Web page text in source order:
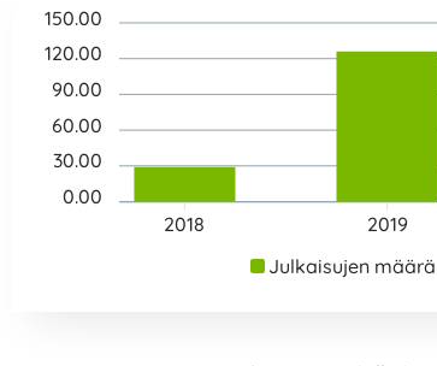
Julkaisujen määrä
150.00
120.00
90.00
60.00
30.00
0.00
2018
2019